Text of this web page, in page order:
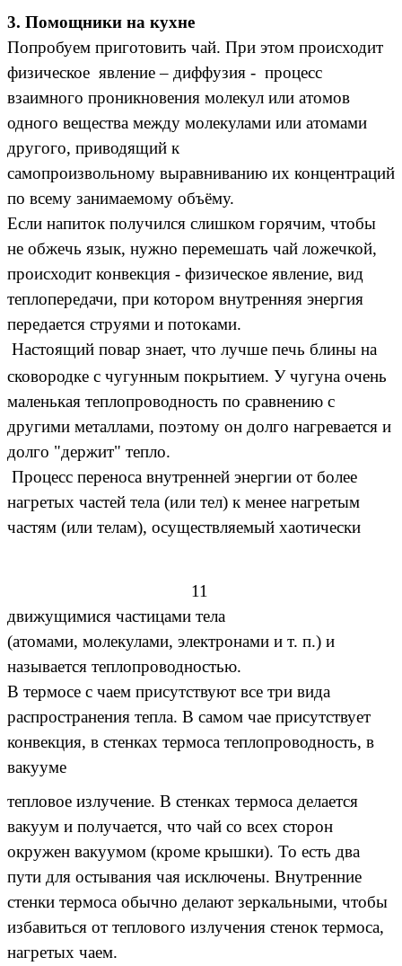
3. Помощники на кухне
Попробуем приготовить чай. При этом происходит
физическое явление – диффузия - процесс
взаимного проникновения молекул или атомов
одного вещества между молекулами или атомами
другого, приводящий к
самопроизвольному выравниванию их концентраций
по всему занимаемому объёму.
Если напиток получился слишком горячим, чтобы
не обжечь язык, нужно перемешать чай ложечкой,
происходит конвекция - физическое явление, вид
теплопередачи, при котором внутренняя энергия
передается струями и потоками.
Настоящий повар знает, что лучше печь блины на
сковородке с чугунным покрытием. У чугуна очень
маленькая теплопроводность по сравнению с
другими металлами, поэтому он долго нагревается и
долго "держит" тепло.
Процесс переноса внутренней энергии от более
нагретых частей тела (или тел) к менее нагретым
частям (или телам), осуществляемый хаотически
11
движущимися частицами тела
(атомами, молекулами, электронами и т. п.) и
называется теплопроводностью.
В термосе с чаем присутствуют все три вида
распространения тепла. В самом чае присутствует
конвекция, в стенках термоса теплопроводность, в
вакууме
тепловое излучение. В стенках термоса делается
вакуум и получается, что чай со всех сторон
окружен вакуумом (кроме крышки). То есть два
пути для остывания чая исключены. Внутренние
стенки термоса обычно делают зеркальными, чтобы
избавиться от теплового излучения стенок термоса,
нагретых чаем.